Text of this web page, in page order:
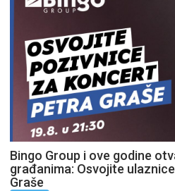
Bingo Group i ove godine
građanima: Osvojite
Graše